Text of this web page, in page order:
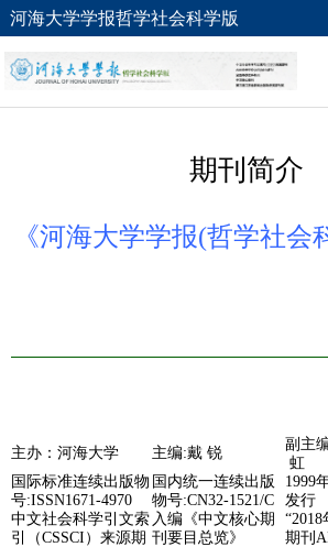
河海大学学报哲学社会科学版
期刊简介
《河海大学学报(哲学社会
主办：河海大学 主编:戴 锐
副主
虹
国际标准连续出版物
号:ISSN1671-4970
国内统一连续出版
物号:CN32-1521/C
1999
发行
中文社会科学引文索
引（CSSCI）来源期
入编《中文核心期
刊要目总览》
期刊